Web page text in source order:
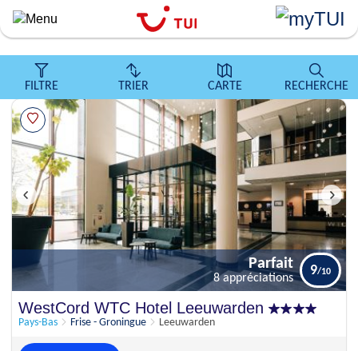
Aller
contenu
principal
FILTRE TRIER CARTE RECHERCHE
Parfait
8 appréciations
9
WestCord WTC Hotel Leeuwarden
Pays-Bas Frise - Groningue Leeuwarden
Parfait
8 appréciations
9